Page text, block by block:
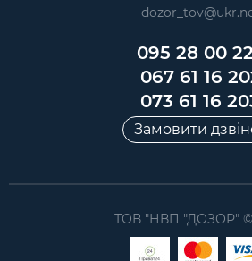
095 28 00
067 61 16
073 61 16
Замовити
ТОВ "НВП "ДОЗОР" ©